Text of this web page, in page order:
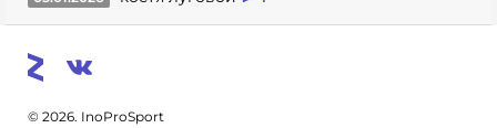
© 2026. InoProSport